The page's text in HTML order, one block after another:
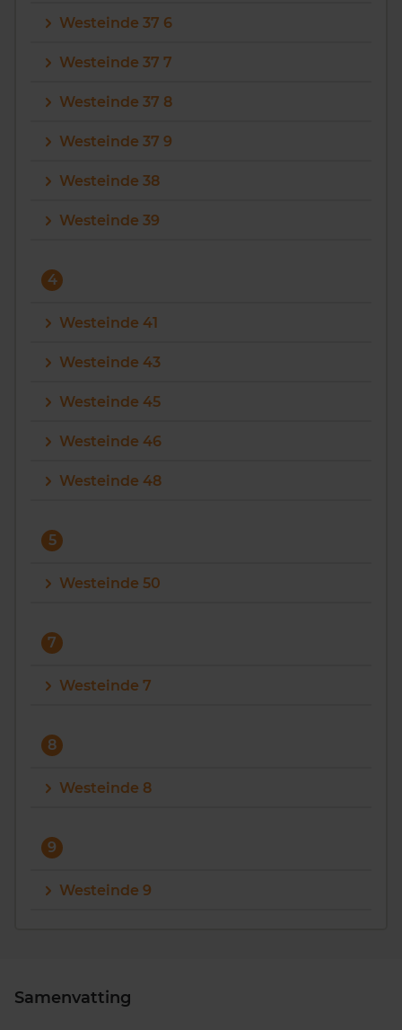
Westeinde 37 6
Westeinde 37 7
Westeinde 37 8
Westeinde 37 9
Westeinde 38
Westeinde 39
4
Westeinde 41
Westeinde 43
Westeinde 45
Westeinde 46
Westeinde 48
5
Westeinde 50
7
Westeinde 7
8
Westeinde 8
9
Westeinde 9
Samenvatting